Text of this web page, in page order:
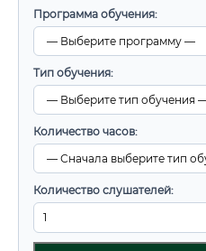
Программа обучения:
Тип обучения:
Количество часов:
Количество слушателей: